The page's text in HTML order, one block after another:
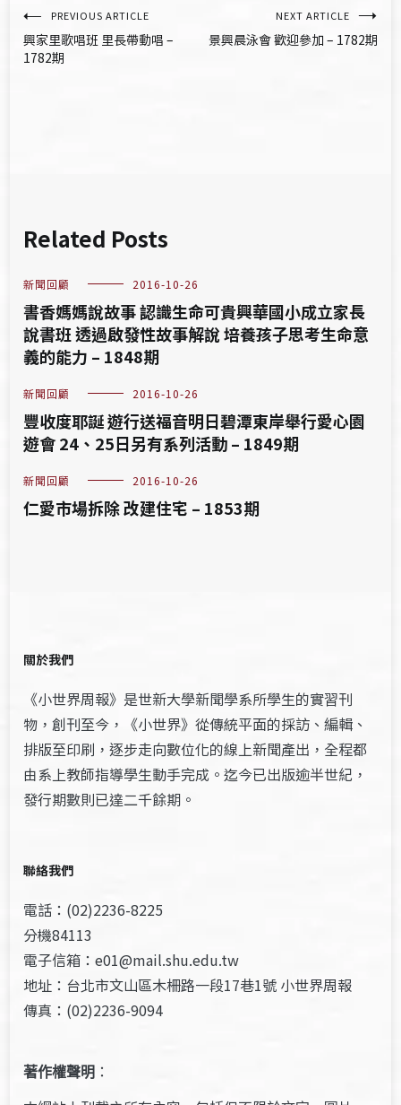
文
章
PREVIOUS ARTICLE
興家里歌唱班 里長帶動唱 –
1782期
NEXT ARTICLE
景興晨泳會 歡迎參加 – 1782期
Related Posts
新聞回顧 2016-10-26
書香媽媽說故事 認識生命可貴興華國小成立家長
說書班 透過啟發性故事解說 培養孩子思考生命意
義的能力 – 1848期
新聞回顧 2016-10-26
豐收度耶誕 遊行送福音明日碧潭東岸舉行愛心園
遊會 24、25日另有系列活動 – 1849期
新聞回顧 2016-10-26
仁愛市場拆除 改建住宅 – 1853期
關於我們
《小世界周報》是世新大學新聞學系所學生的實習刊
物，創刊至今，《小世界》從傳統平面的採訪、編輯、
排版至印刷，逐步走向數位化的線上新聞產出，全程都
由系上教師指導學生動手完成。迄今已出版逾半世紀，
發行期數則已達二千餘期。
聯絡我們
電話：(02)2236-8225
分機84113
電子信箱：e01@mail.shu.edu.tw
地址：台北市文山區木柵路一段17巷1號 小世界周報
傳真：(02)2236-9094
著作權聲明 ：